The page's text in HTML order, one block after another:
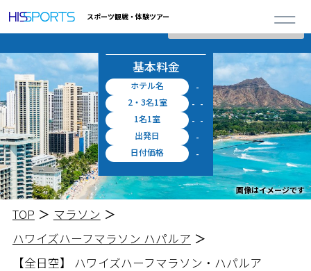
スポーツ観戦・体験ツアー
詳しく見る
合計ツアー0 円 ～ 閉じる
料金シミュレータ
基本料金
ホテル名
-
2・3名1室
- -
1名1室
- -
出発日
-
日付価格
-
※上記料金に空港施設使用料・出入国税等が別途必要となります。
画像はイメージです
TOP
マラソン
ハワイズハーフマラソン ハパルア
【全日空】 ハワイズハーフマラソン・ハパルア